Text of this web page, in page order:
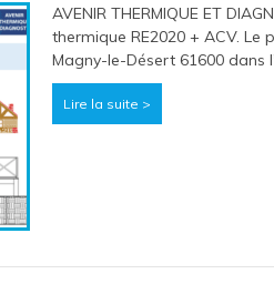
AVENIR THERMIQUE ET
thermique RE2020 + ACV. Le
Magny-le-Désert 61600 dans
Lire la suite >